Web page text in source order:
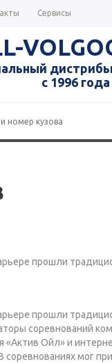
Сервисы
с 1996 года
прошли
прошли
соревнований
«Актив Ойл» и
мог